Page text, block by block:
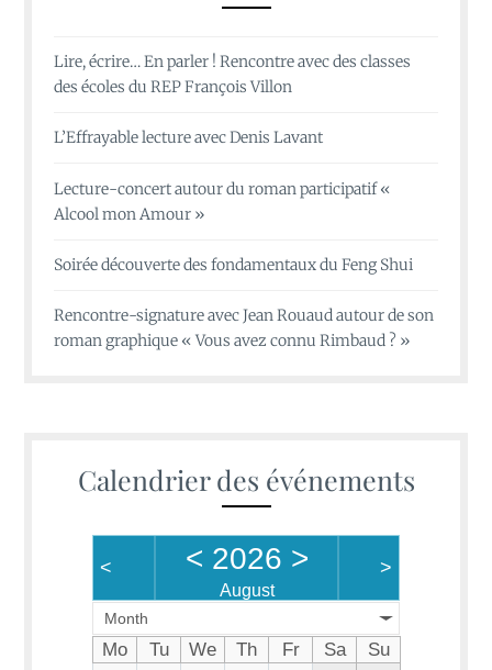
Lire, écrire… En parler ! Rencontre avec des classes
des écoles du REP François Villon
L’Effrayable lecture avec Denis Lavant
Lecture-concert autour du roman participatif «
Alcool mon Amour »
Soirée découverte des fondamentaux du Feng Shui
Rencontre-signature avec Jean Rouaud autour de son
roman graphique « Vous avez connu Rimbaud ? »
Calendrier des événements
< < 2026 >
August
>
Month
Mo Tu We Th Fr Sa
Su